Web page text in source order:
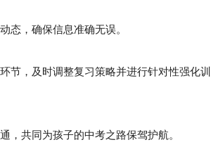
，确保信息准确无误。
，及时调整复习策略并进行针对性强化训
共同为孩子的中考之路保驾护航。